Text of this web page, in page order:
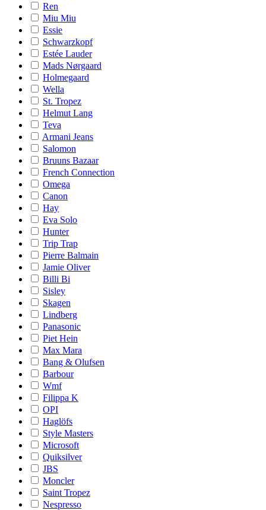
Ren
Miu Miu
Essie
Schwarzkopf
Estée Lauder
Mads Nørgaard
Holmegaard
Wella
St. Tropez
Helmut Lang
Teva
Armani Jeans
Salomon
Bruuns Bazaar
French Connection
Omega
Canon
Hay
Eva Solo
Hunter
Trip Trap
Pierre Balmain
Jamie Oliver
Billi Bi
Sisley
Skagen
Lindberg
Panasonic
Piet Hein
Max Mara
Bang & Olufsen
Barbour
Wmf
Filippa K
OPI
Haglöfs
Style Masters
Microsoft
Quiksilver
JBS
Moncler
Saint Tropez
Nespresso